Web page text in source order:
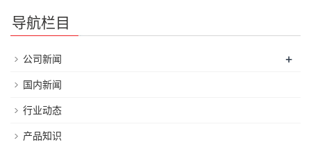
导航栏目
公司新闻 +
国内新闻
行业动态
产品知识